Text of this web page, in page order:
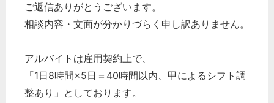
ご返信ありがとうございます。
相談内容・文面が分かりづらく申し訳ありません。
アルバイトは雇用契約上で、
「1日8時間×5日＝40時間以内、甲によるシフト調
整あり」としております。